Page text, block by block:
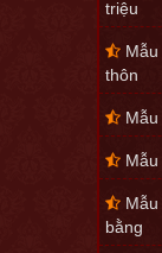
triệu
thôn
bằng